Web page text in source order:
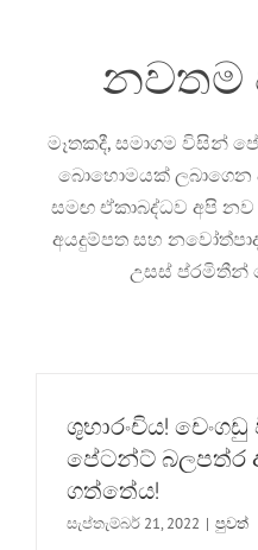
නවතම
මෑතකදී, සමාගම විසින්
බොහොමයක් ලබාගෙන
සමඟ ඒකාබද්ධව අපි නව
අයදුම්පත සහ
උසස් ප්රමිතීන්
ශුභාරංචිය!
පේටන්ට් බලපත්ර
ගත්තේය!
සැප්තැම්බර් 21, 2022 | පුවත්